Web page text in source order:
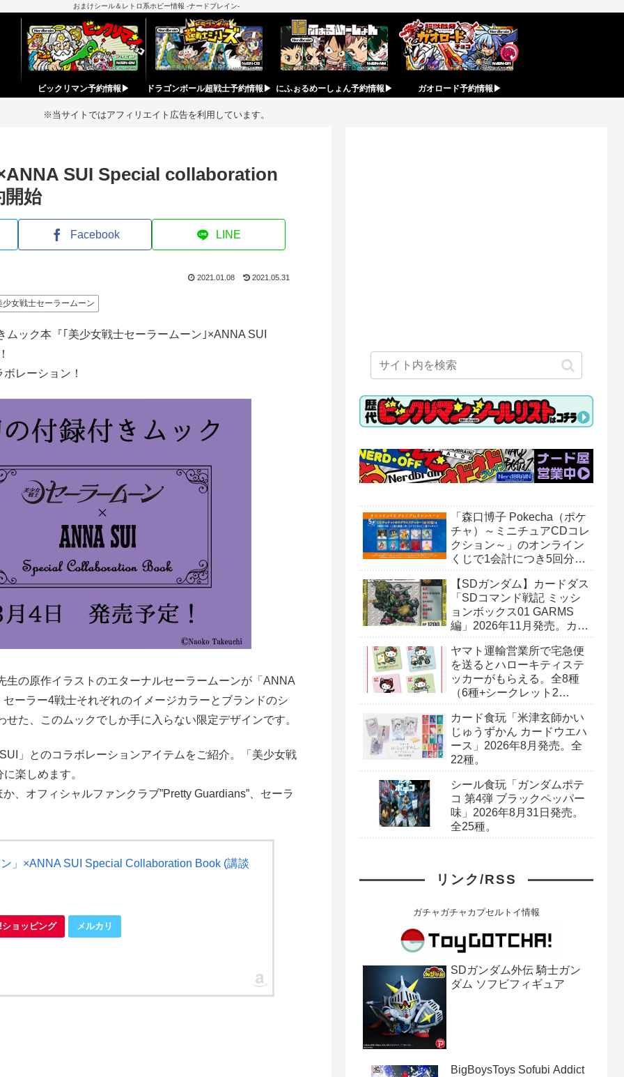
おまけシール＆レトロ系ホビー情報 -ナードブレイン-
ビックリマン予約情報▶︎ ドラゴンボール超戦士予約情報▶︎ にふぉるめーしょん予約情報▶︎ ガオロード予約情報▶︎
※当サイトではアフィリエイト広告を利用しています。
SUI Special collaboration
開始
Facebook LINE
2021.01.08 2021.05.31
少女戦士セーラームーン
ック本『｢美少女戦士セーラームーン｣×ANNA SUI
！
レーション！
の原作イラストのエターナルセーラームーンが「ANNA
ーラー4戦士それぞれのイメージカラーとブランドのシ
た、このムックでしか手に入らない限定デザインです。
」とのコラボレーションアイテムをご紹介。「美少女戦
楽しめます。
、オフィシャルファンクラブ”Pretty Guardians”、セーラ
」×ANNA SUI Special Collaboration Book (講談
ョッピング メルカリ
「森口博子 Pokecha（ポケ
チャ）～ミニチュアCDコレ
クション～」のオンライン
くじで1会計につき5回分購
トホログラムステッカー」
がもらえる。全10種。8月
15日〜。
【SDガンダム】カードダス
「SDコマンド戦記 ミッシ
ョンボックス01 GARMS
編」2026年11月発売。カー
プレミアムバンダイ予約開
始。
ヤマト運輸営業所で宅急便
を送るとハローキティステ
ッカーがもらえる。全8種
（6種+シークレット2
キラシール。
カード食玩「米津玄師かい
じゅうずかん カードウエハ
ース」2026年8月発売。全
22種。
シール食玩「ガンダムポテ
コ 第4弾 ブラックペッパー
味」2026年8月31日発売。
全25種。
リンク/RSS
ガチャガチャカプセルトイ情報
SDガンダム外伝 騎士ガン
ダム ソフビフィギュア
BigBoysToys Sofubi Addict